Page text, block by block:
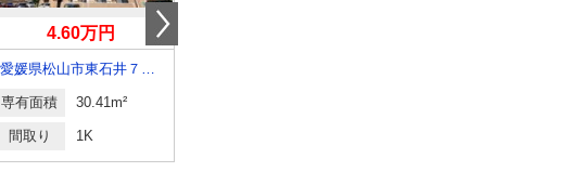
4.60万円
愛媛県松山市東石井７丁目
専有面積 30.41m²
間取り 1K